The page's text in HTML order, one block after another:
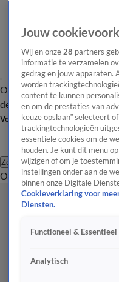
OverzichtAfleveringen
de redactieNieuwsbrief
Volg Shownieuws
Zoeken
OverzichtEntertainment
Jouw
Wij en onze 28 partners
informatie te verzamelen
gedrag en jouw apparaten.
worden
content te kunnen
en om de prestaties van
keuze opslaan” selecteert
trackingtechnologieën
essentiële cookies om de
houden. Je kunt dit menu
wijzigen of om je
instellingen onder aan de
binnen onze Digitale
Cookieverklaring voor
Diensten.
Functioneel & Essentieel
Analytisch